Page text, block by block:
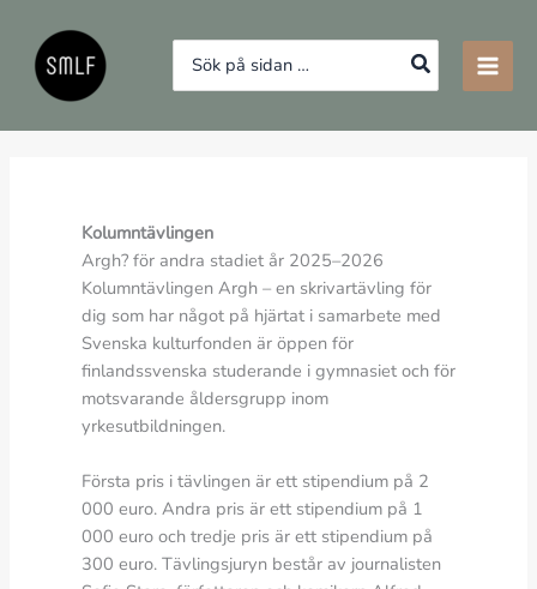
innehåll
Search
for:
Kolumntävlingen
Argh? för andra stadiet år 2025–2026
Kolumntävlingen Argh – en skrivartävling för
dig som har något på hjärtat i samarbete med
Svenska kulturfonden är öppen för
finlandssvenska studerande i gymnasiet och för
motsvarande åldersgrupp inom
yrkesutbildningen.
Första pris i tävlingen är ett stipendium på 2
000 euro. Andra pris är ett stipendium på 1
000 euro och tredje pris är ett stipendium på
300 euro. Tävlingsjuryn består av journalisten